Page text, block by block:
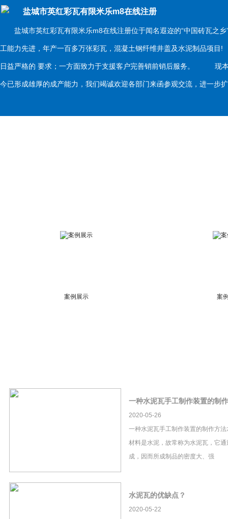
盐城市英红彩瓦有限米乐m8在线注册
盐城市英红彩瓦有限米乐m8在线注册位于闻名遐迩的“中国砖瓦之乡
工能力先进，年产一百多万张彩瓦，混凝土钢纤维井盖及水泥制品项
日益严格的 要求；一方面致力于支援客户完善销前销后服务。 现本
今已形成雄厚的成产能力，我们竭诚欢迎各部门来函参观交流，进一
案例展示 案
一种水泥瓦手工制作装置的制
2020-05-26
一种水泥瓦手工制作装置的制作方
材料是水泥，故常称为水泥瓦，它
成，因而所成制品的密度大、强
水泥瓦的优缺点？
2020-05-22